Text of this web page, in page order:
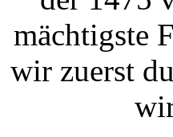
mächtigste
wir zuerst